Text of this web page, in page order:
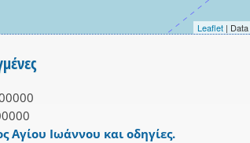
Leaflet| Data
Αγίου Ιωάννου και οδηγίες.